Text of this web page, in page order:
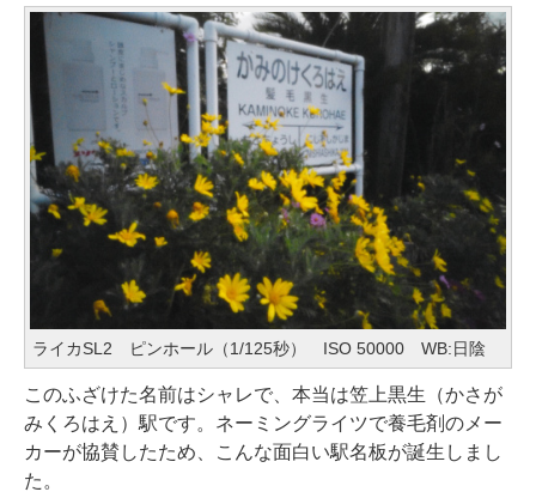
ライカSL2 ピンホール（1/125秒） ISO 50000 WB:日陰
このふざけた名前はシャレで、本当は笠上黒生（かさが
みくろはえ）駅です。ネーミングライツで養毛剤のメー
カーが協賛したため、こんな面白い駅名板が誕生しまし
た。